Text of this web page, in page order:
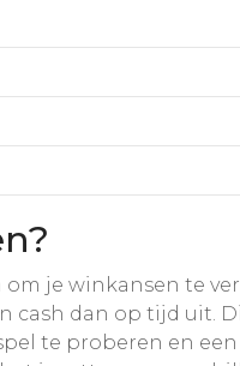
je winkansen te
cash dan op tijd uit.
te proberen en